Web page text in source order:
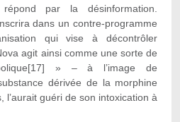
par la désinformation.
dans un contre-programme
qui vise à décontrôler
agit ainsi comme une sorte de
» – à l’image de
dérivée de la morphine
l’aurait guéri de son intoxication à